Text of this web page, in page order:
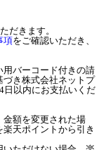
だきます。
項をご確認いただき、
バーコード付きの請
き株式会社ネットプ
日以内にお支払いくだ
金額を変更された場
天ポイントから引き